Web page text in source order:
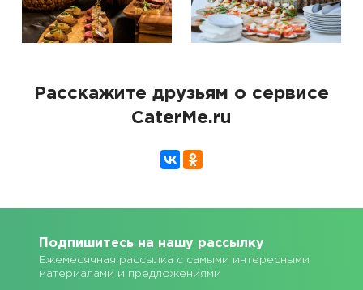
Расскажите друзьям о сервисе
CaterMe.ru
Подпишитесь на нашу рассылку
Ежемесячная рассылка с самыми интересными
материалами и предложениями